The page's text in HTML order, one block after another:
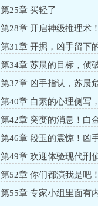
第25章 买轻了
第28章 开启神级推理术
第31章 开掘，凶手留下
第34章 苏晨的目标，侦
第37章 凶手指认，苏晨
第40章 白素的心理侧写
第42章 突变的消息！白
第46章 段玉的震惊！凶
第49章 欢迎体验现代刑
第52章 你们都演我是吧！
第55章 专家小组里面有